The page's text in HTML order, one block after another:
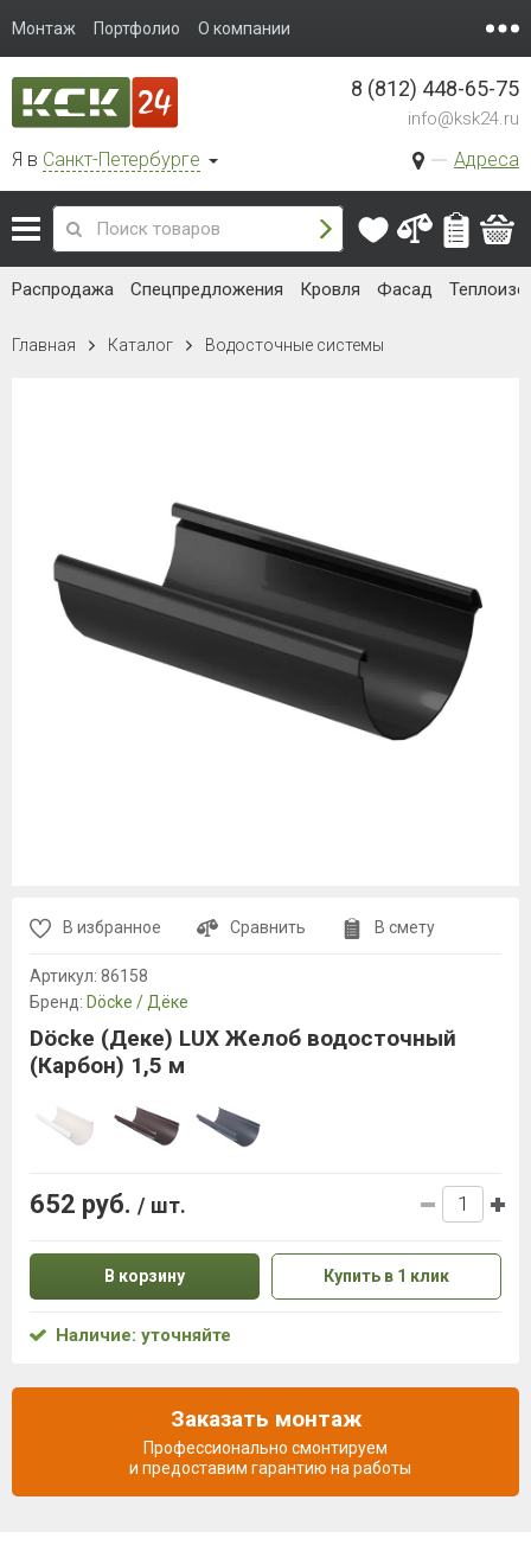
Монтаж Портфолио О компании
Я в Санкт-Петербурге Адреса
8 (812) 448-65-75
info@ksk24.ru
Распродажа Спецпредложения Кровля Фасад
Главная Каталог Водосточные системы
В избранное Сравнить В смету
Артикул: 86158
Бренд: Döcke / Дёке
Döcke (Деке) LUX Желоб водосточный
(Карбон) 1,5 м
652 руб. / шт.
В корзину Купить в 1 клик
Наличие: уточняйте
Заказать монтаж
Профессионально смонтируем
и предоставим гарантию на работы